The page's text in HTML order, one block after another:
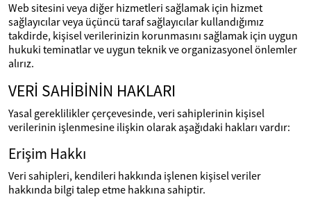
Web sitesini veya diğer hizmetleri sağlamak için hizmet
sağlayıcılar veya üçüncü taraf sağlayıcılar kullandığımız
takdirde, kişisel verilerinizin korunmasını sağlamak için uygun
hukuki teminatlar ve uygun teknik ve organizasyonel önlemler
alırız.
VERİ SAHİBİNİN HAKLARI
Yasal gereklilikler çerçevesinde, veri sahiplerinin kişisel
verilerinin işlenmesine ilişkin olarak aşağıdaki hakları vardır:
Erişim Hakkı
Veri sahipleri, kendileri hakkında işlenen kişisel veriler
hakkında bilgi talep etme hakkına sahiptir.